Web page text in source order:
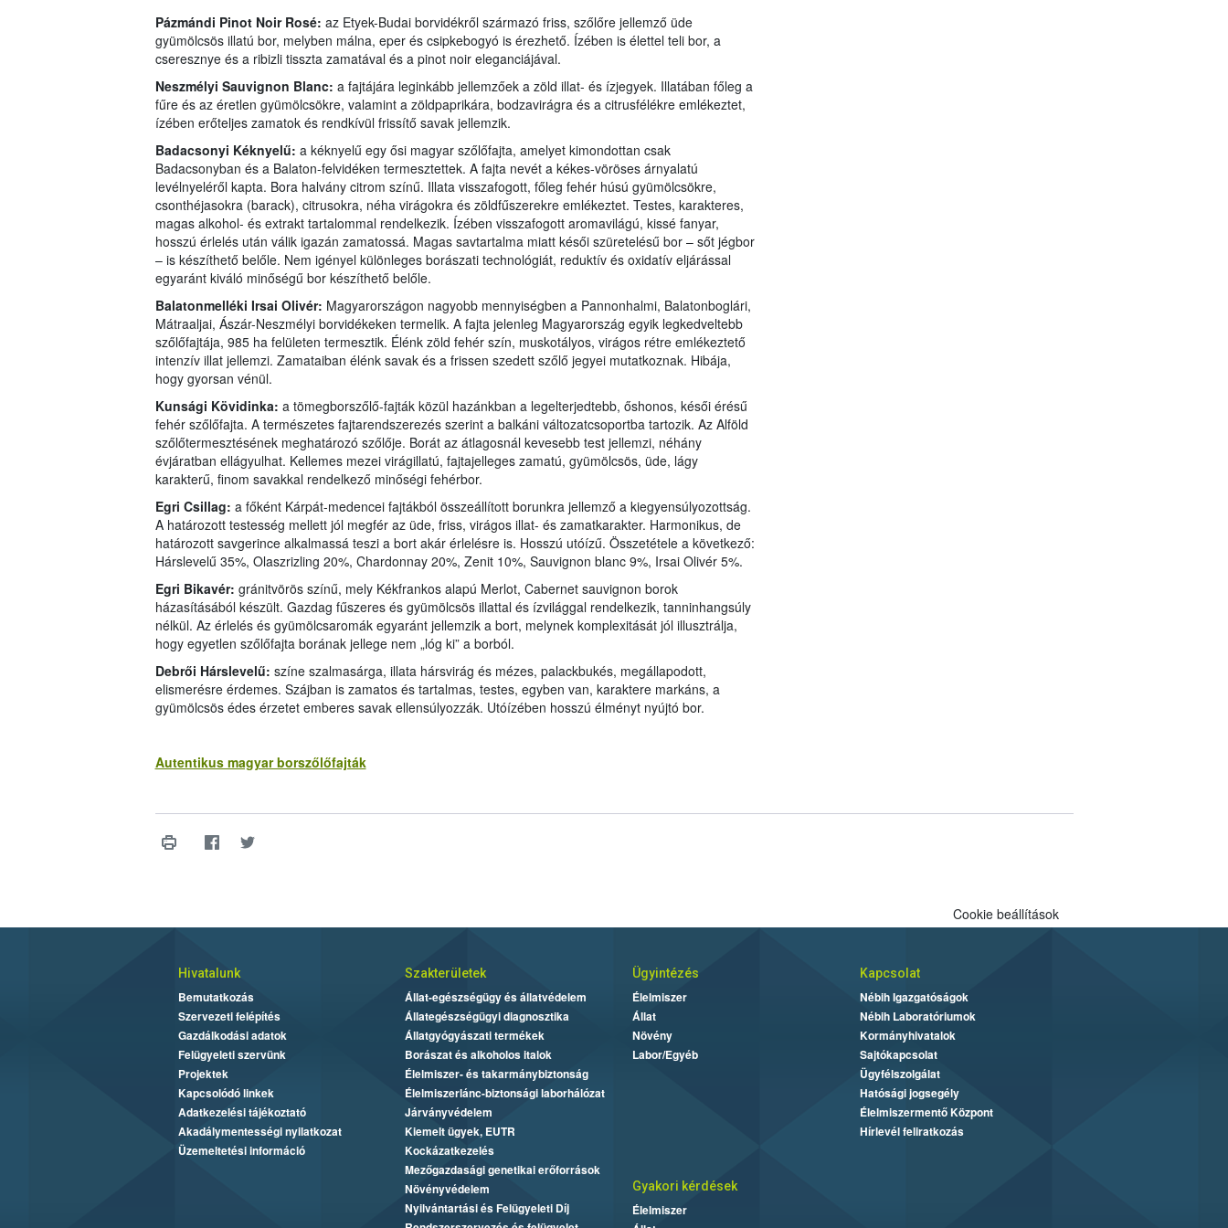
Pázmándi Pinot Noir Rosé: az Etyek-Budai borvidékről származó friss, szőlőre jellemző üde
gyümölcsös illatú bor, melyben málna, eper és csipkebogyó is érezhető. Ízében is élettel teli bor, a
cseresznye és a ribizli tisszta zamatával és a pinot noir eleganciájával.
Neszmélyi Sauvignon Blanc: a fajtájára leginkább jellemzőek a zöld illat- és ízjegyek. Illatában főleg a
fűre és az éretlen gyümölcsökre, valamint a zöldpaprikára, bodzavirágra és a citrusfélékreemlékeztet,
ízében erőteljes zamatok és rendkívül frissítő savak jellemzik.
Badacsonyi Kéknyelű: a kéknyelű egy ősi magyar szőlőfajta, amelyet kimondottan csak
Badacsonyban és a Balaton-felvidéken termesztettek. A fajta nevét a kékes-vöröses árnyalatú
levélnyeléről kapta. Bora halvány citrom színű. Illata visszafogott, főleg fehér húsú gyümölcsökre,
csonthéjasokra (barack), citrusokra, néha virágokra és zöldfűszerekre emlékeztet. Testes, karakteres,
magas alkohol- és extrakt tartalommal rendelkezik. Ízében visszafogott aromavilágú, kissé fanyar,
hosszú érlelés után válik igazán zamatossá. Magas savtartalma miatt késői szüretelésű bor – sőt jégbor
– is készíthető belőle. Nem igényel különleges borászati technológiát, reduktív és oxidatív eljárással
egyaránt kiváló minőségű bor készíthető belőle.
Balatonmelléki Irsai Olivér: Magyarországon nagyobb mennyiségben a Pannonhalmi, Balatonboglári,
Mátraaljai, Ászár-Neszmélyi borvidékeken termelik. A fajta jelenleg Magyarország egyik legkedveltebb
szőlőfajtája, 985 ha felületen termesztik. Élénk zöld fehér szín, muskotályos, virágos rétre emlékeztető
intenzív illat jellemzi. Zamataiban élénk savak és a frissen szedett szőlő jegyei mutatkoznak. Hibája,
hogy gyorsan vénül.
Kunsági Kövidinka: a tömegborszőlő-fajták közül hazánkban a legelterjedtebb, őshonos, késői érésű
fehér szőlőfajta. A természetes fajtarendszerezés szerint a balkáni változatcsoportba tartozik. Az Alföld
szőlőtermesztésének meghatározó szőlője. Borát az átlagosnál kevesebb test jellemzi, néhány
évjáratban ellágyulhat. Kellemes mezei virágillatú, fajtajelleges zamatú, gyümölcsös, üde, lágy
karakterű, finom savakkal rendelkező minőségi fehérbor.
Egri Csillag: a főként Kárpát-medencei fajtákból összeállított borunkra jellemző a kiegyensúlyozottság.
A határozott testesség mellett jól megfér az üde, friss, virágos illat- és zamatkarakter. Harmonikus, de
határozott savgerince alkalmassá teszi a bort akár érlelésre is. Hosszú utóízű. Összetétele a következő:
Hárslevelű 35%, Olaszrizling 20%, Chardonnay 20%, Zenit 10%, Sauvignon blanc 9%, Irsai Olivér 5%.
Egri Bikavér: gránitvörös színű, mely Kékfrankos alapú Merlot, Cabernet sauvignon borok
házasításából készült. Gazdag fűszeres és gyümölcsös illattal és ízvilággal rendelkezik, tanninhangsúly
nélkül. Az érlelés és gyümölcsaromák egyaránt jellemzik a bort, melynek komplexitását jól illusztrálja,
hogy egyetlen szőlőfajta borának jellege nem „lóg ki” a borból.
Debrői Hárslevelű: színe szalmasárga, illata hársvirág és mézes, palackbukés, megállapodott,
elismerésre érdemes. Szájban is zamatos és tartalmas, testes, egyben van, karaktere markáns, a
gyümölcsös édes érzetet emberes savak ellensúlyozzák. Utóízében hosszú élményt nyújtó bor.
Autentikus magyar borszőlőfajták
Cookie beállítások
Hivatalunk
Bemutatkozás
Szervezeti felépítés
Gazdálkodási adatok
Felügyeleti szervünk
Projektek
Kapcsolódó linkek
Adatkezelési tájékoztató
Akadálymentességi nyilatkozat
Üzemeltetési információ
Szakterületek
Állat-egészségügy és állatvédelem
Állategészségügyi diagnosztika
Állatgyógyászati termékek
Borászat és alkoholos italok
Élelmiszer- és takarmánybiztonság
Élelmiszerlánc-biztonsági laborhálózat
Járványvédelem
Kiemelt ügyek, EUTR
Kockázatkezelés
Mezőgazdasági genetikai erőforrások
Növényvédelem
Nyilvántartási és Felügyeleti Díj
Ügyintézés
Élelmiszer
Állat
Növény
Labor/Egyéb
Kapcsolat
Nébih Igazgatóságok
Nébih Laboratóriumok
Kormányhivatalok
Sajtókapcsolat
Ügyfélszolgálat
Hatósági jogsegély
Élelmiszermentő Központ
Hírlevél feliratkozás
Gyakori kérdések
Élelmiszer